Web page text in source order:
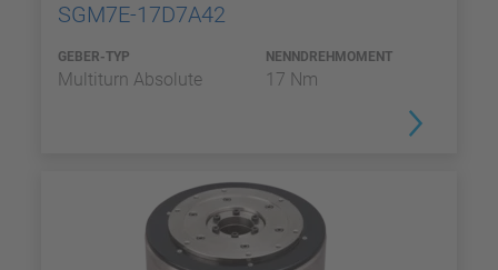
SGM7E-17D7A42
GEBER-TYP
Multiturn Absolute
NENNDREHMOMENT
17 Nm